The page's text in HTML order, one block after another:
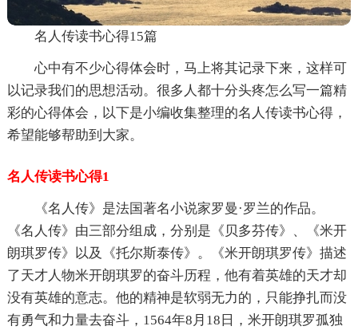
名人传读书心得15篇
心中有不少心得体会时，马上将其记录下来，这样可
以记录我们的思想活动。很多人都十分头疼怎么写一篇精
彩的心得体会，以下是小编收集整理的名人传读书心得，
希望能够帮助到大家。
名人传读书心得1
《名人传》是法国著名小说家罗曼·罗兰的作品。
《名人传》由三部分组成，分别是《贝多芬传》、《米开
朗琪罗传》以及《托尔斯泰传》。《米开朗琪罗传》描述
了天才人物米开朗琪罗的奋斗历程，他有着英雄的天才却
没有英雄的意志。他的精神是软弱无力的，只能挣扎而没
有勇气和力量去奋斗，1564年8月18日，米开朗琪罗孤独